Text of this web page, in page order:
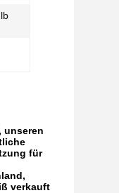
unseren
für
verkauft